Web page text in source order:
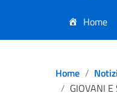
Home
Home
GIOVANI E SPORT_un